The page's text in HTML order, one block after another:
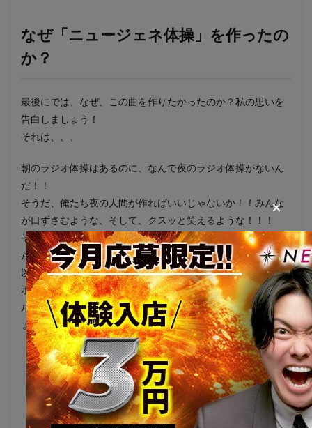
×
なぜ「ニュージェネ体操」を作ったの
か？
最後にでは、なぜ、この曲を作りたかったのか？私の思いを
告白しましょう！
それは、、、
朝のラジオ体操はあるのに、なんで夜のラジオ体操がないん
だ！！
そうだ、俺たち夜の人間が作ればいいじゃないか！！みんな
が口ずさむような、そして、クスッと笑えるような！！！
そんな話題性集めるのはもちろん、歌舞伎町といえばこの曲
だよねってものを作りたかったんです！！
以上ニュージェネ体操が作られた真実でした😌
ホスト求人まだまだ募集しております！ホストクラブで、ア
ルバイトでも構いません！ニュージェネ体操一緒に踊りまし
ょう！！まずはLINEで友達登録してください😚